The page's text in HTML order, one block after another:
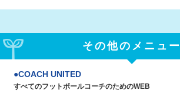
その他のメニュー
COACH UNITED
すべてのフットボールコーチのためのWEB